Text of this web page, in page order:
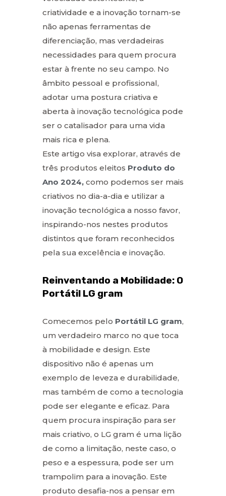
criatividade e a inovação tornam-se
não apenas ferramentas de
diferenciação, mas verdadeiras
necessidades para quem procura
estar à frente no seu campo. No
âmbito pessoal e profissional,
adotar uma postura criativa e
aberta à inovação tecnológica pode
ser o catalisador para uma vida
mais rica e plena.
Este artigo visa explorar, através de
três produtos eleitos Produto do
Ano 2024, como podemos ser mais
criativos no dia-a-dia e utilizar a
inovação tecnológica a nosso favor,
inspirando-nos nestes produtos
distintos que foram reconhecidos
pela sua excelência e inovação.
Reinventando a Mobilidade: O
Portátil LG gram
Comecemos pelo Portátil LG gram,
um verdadeiro marco no que toca
à mobilidade e design. Este
dispositivo não é apenas um
exemplo de leveza e durabilidade,
mas também de como a tecnologia
pode ser elegante e eficaz. Para
quem procura inspiração para ser
mais criativo, o LG gram é uma lição
de como a limitação, neste caso, o
peso e a espessura, pode ser um
trampolim para a inovação. Este
produto desafia-nos a pensar em